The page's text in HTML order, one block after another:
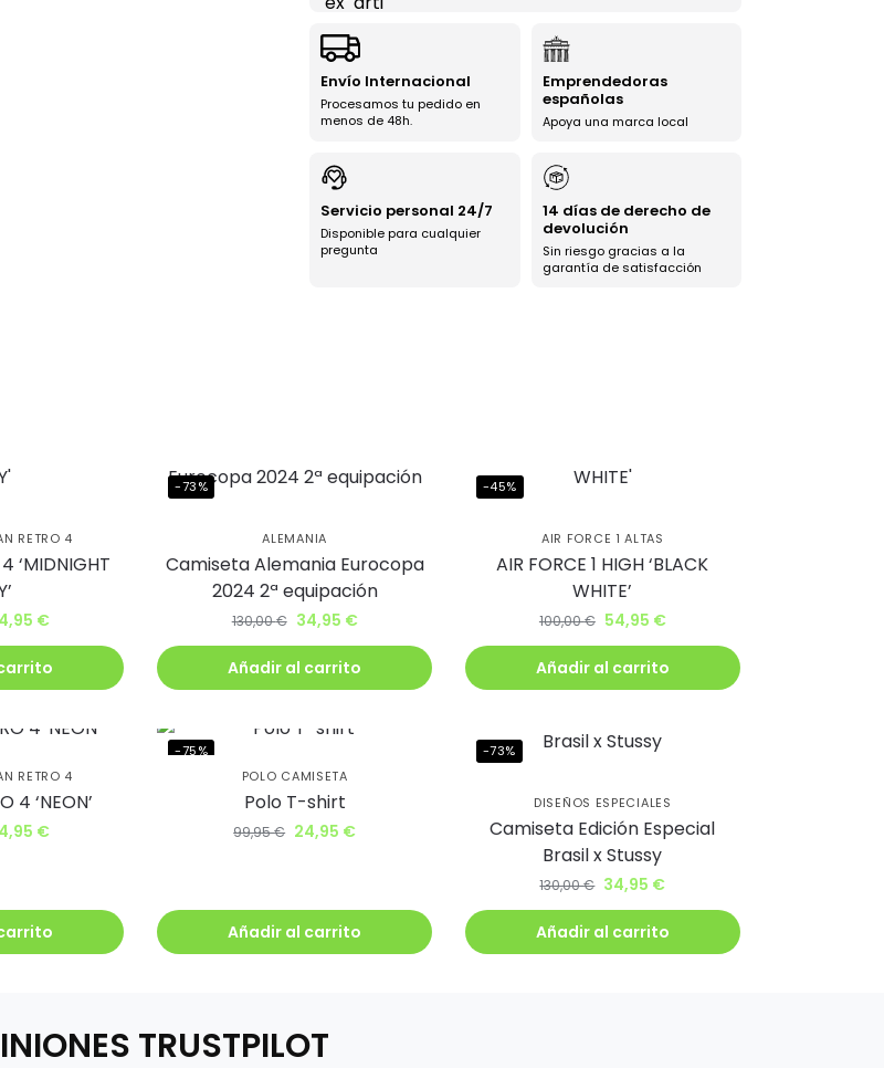
Envío Internacional
Procesamos tu pedido en
menos de 48h.
Emprendedoras
españolas
Apoya una marca local
Servicio personal 24/7
Disponible para cualquier
pregunta
14 días de derecho de
devolución
Sin riesgo gracias a la
garantía de satisfacción
RETRO 4
‘MIDNIGHT
€
-73%
ALEMANIA
Camiseta Alemania Eurocopa
2024 2ª equipación
130,00€ 34,95 €
Añadir al carrito
-45%
AIR FORCE 1 ALTAS
AIR FORCE 1 HIGH ‘BLACK
WHITE’
100,00€ 54,95 €
Añadir al carrito
RETRO 4
4 ‘NEON’
€
-75%
POLO CAMISETA
Polo T-shirt
99,95€ 24,95 €
Añadir al carrito
-73%
DISEÑOS ESPECIALES
Camiseta Edición Especial
Brasil x Stussy
130,00€ 34,95 €
Añadir al carrito
TRUSTPILOT
y
de
exclusivos